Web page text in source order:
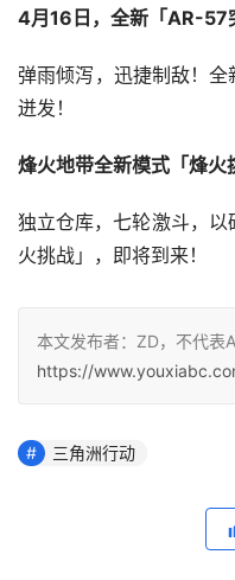
4月16日，全新「AR-57
弹雨倾泻，迅捷制敌！
迸发！
烽火地带全新模式「烽火
独立仓库，七轮激斗，
火挑战」，即将到来！
本文发布者：ZD，不代表
https://
三角洲行动